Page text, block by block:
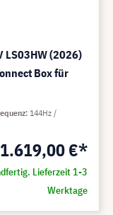
LS03HW (2026)
Box für
1.619,00 €*
Lieferzeit 1-3
Werktage
144Hz